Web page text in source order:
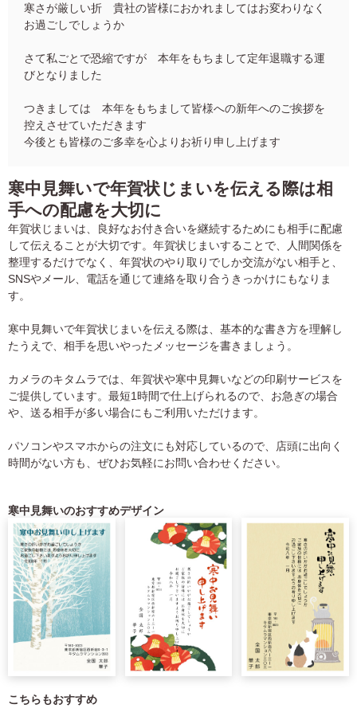
寒さが厳しい折 貴社の皆様におかれましてはお変わりなく
お過ごしでしょうか
さて私ごとで恐縮ですが 本年をもちまして定年退職する運
びとなりました
つきましては 本年をもちまして皆様への新年へのご挨拶を
控えさせていただきます
今後とも皆様のご多幸を心よりお祈り申し上げます
寒中見舞いで年賀状じまいを伝える際は相
手への配慮を大切に
年賀状じまいは、良好なお付き合いを継続するためにも相手に配慮
して伝えることが大切です。年賀状じまいすることで、人間関係を
整理するだけでなく、年賀状のやり取りでしか交流がない相手と、
SNSやメール、電話を通じて連絡を取り合うきっかけにもなりま
す。
寒中見舞いで年賀状じまいを伝える際は、基本的な書き方を理解し
たうえで、相手を思いやったメッセージを書きましょう。
カメラのキタムラでは、年賀状や寒中見舞いなどの印刷サービスを
ご提供しています。最短1時間で仕上げられるので、お急ぎの場合
や、送る相手が多い場合にもご利用いただけます。
パソコンやスマホからの注文にも対応しているので、店頭に出向く
時間がない方も、ぜひお気軽にお問い合わせください。
寒中見舞いのおすすめデザイン
こちらもおすすめ